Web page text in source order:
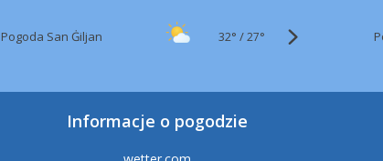
Pogoda San Ġiljan 32° /27°
Informacje o pogodzie